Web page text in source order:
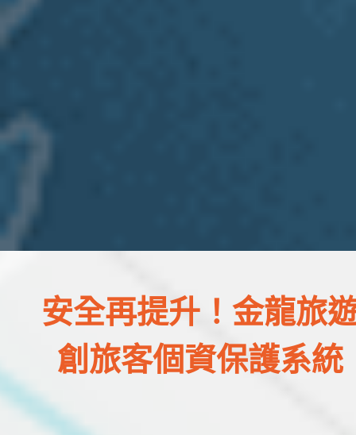
安全再提升！金龍旅
創旅客個資保護系統